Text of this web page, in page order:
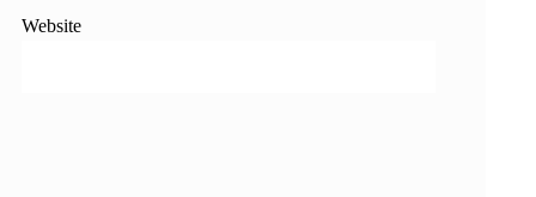
Website